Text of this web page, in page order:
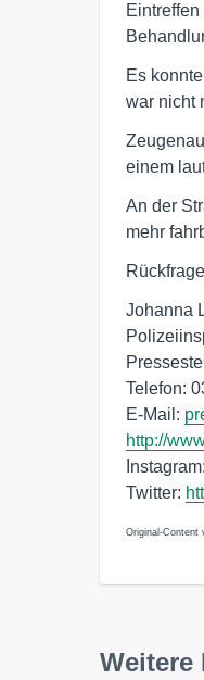
Es
war nicht
einem
An der
mehr
Johanna
Telefon:
E-Mail:
http://
Instagram:
Twitter:
Original-Content
Weitere